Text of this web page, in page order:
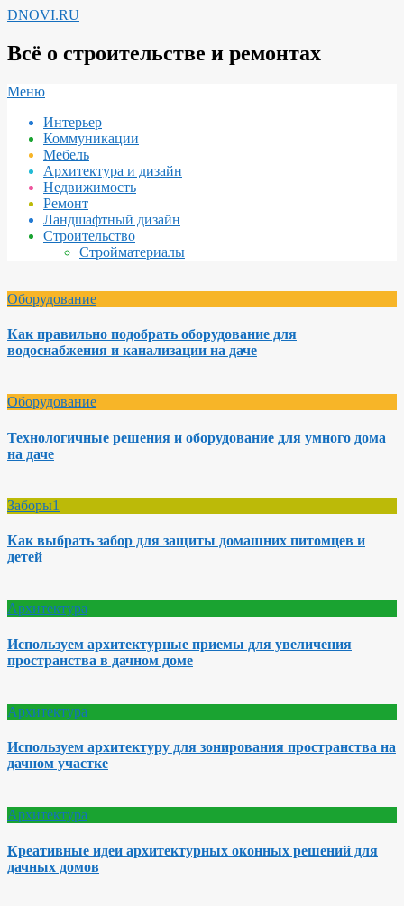
Перейти
содержимому
DNOVI.RU
Всё о строительстве и ремонтах
Вторичное
навигации
Меню
Интерьер
Коммуникации
Мебель
Архитектура и дизайн
Недвижимость
Ремонт
Ландшафтный дизайн
Строительство
Стройматериалы
Оборудование
Как правильно подобрать оборудование для
водоснабжения и канализации на даче
Оборудование
Технологичные решения и оборудование для умного дома
на даче
Заборы1
Как выбрать забор для защиты домашних питомцев и
детей
Архитектура
Используем архитектурные приемы для увеличения
пространства в дачном доме
Архитектура
Используем архитектуру для зонирования пространства на
дачном участке
Архитектура
Креативные идеи архитектурных оконных решений для
дачных домов